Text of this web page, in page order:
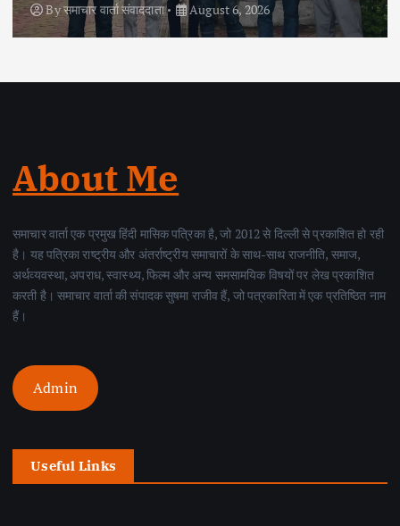
Byसमाचार वार्ता संवाददाता August 2, 2026
About Me
समाचार वार्ता एक प्रमुख हिंदी मासिक पत्रिका है, जो 2012 से दिल्ली से प्रकाशित हो रही
है। यह पत्रिका राष्ट्रीय और अंतर्राष्ट्रीय समाचारों के साथ-साथ राजनीति, समाज,
अर्थव्यवस्था, अपराध, स्वास्थ्य, फिल्म और अन्य समसामयिक विषयों पर लेख प्रकाशित
करती है। समाचार वार्ता की संपादक सुषमा राजीव हैं, जो पत्रकारिता में एक प्रतिष्ठित नाम
हैं।
Admin
Useful Links